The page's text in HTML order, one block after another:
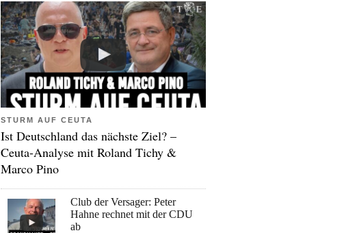
STURM AUF CEUTA
Ist Deutschland das nächste Ziel? –
Ceuta-Analyse mit Roland Tichy &
Marco Pino
Club der Versager: Peter
Hahne rechnet mit der CDU
ab